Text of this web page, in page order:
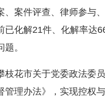
、案件评查、律师参与
已化解21件、化解率达
题。
市关于党委政法委员
管理办法》，实现控权